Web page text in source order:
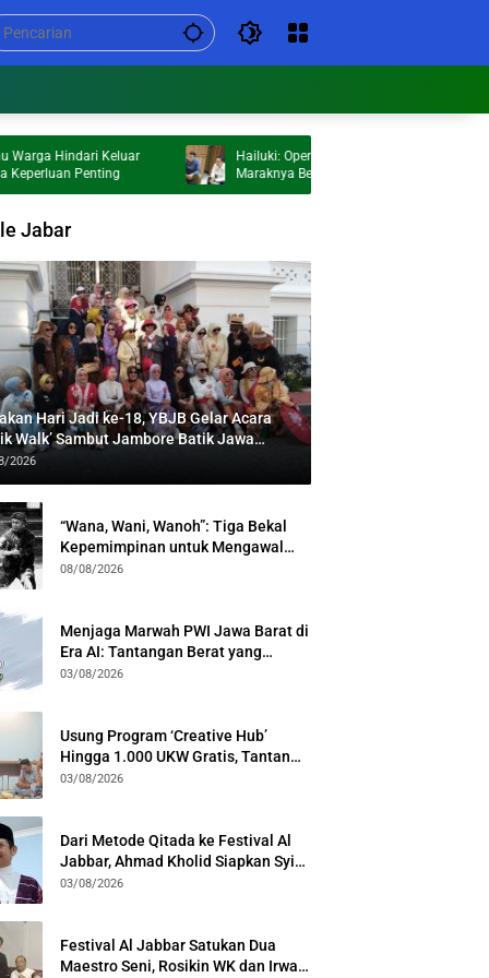
Keluar
Penting
Hailuki: Operasi Berskala Besar Jawaban atas
Maraknya Begal dan Peredaran Miras
Jabar
Hari Jadi ke-18, YBJB Gelar Acara
Walk’ Sambut Jambore Batik Jawa
2026
2026
“Wana, Wani, Wanoh”: Tiga Bekal
Kepemimpinan untuk Mengawal
Festival Al Jabbar
08/08/2026
Menjaga Marwah PWI Jawa Barat di
Era AI: Tantangan Berat yang
Menuntut Solidaritas Lintas
03/08/2026
Usung Program ‘Creative Hub’
Hingga 1.000 UKW Gratis, Tantan
Sulthon Paparkan Visi PWI Jabar di
03/08/2026
Dari Metode Qitada ke Festival Al
Jabbar, Ahmad Kholid Siapkan Syiar
Al-Qur’an Lewat Nada
03/08/2026
Festival Al Jabbar Satukan Dua
Maestro Seni, Rosikin WK dan Irwan